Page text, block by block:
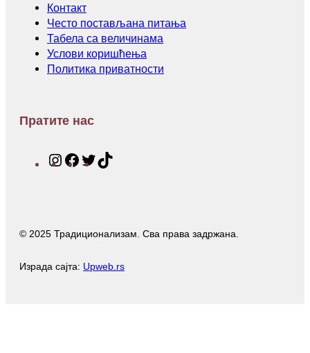
Контакт
Често постављана питања
Табела са величинама
Услови коришћења
Политика приватности
Пратите нас
I
g
a
F
o
k
T
e
k
© 2025 Традиционализам. Сва права задржана.
Израда сајта: Upweb.rs